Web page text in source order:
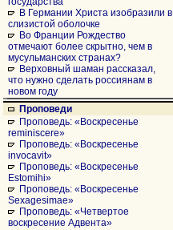
В Германии Христа изобразили в
слизистой оболочке
Во Франции Рождество
отмечают более скрытно, чем в
мусульманских странах?
Верховный шаман рассказал,
что нужно сделать россиянам в
новом году
Проповеди
Проповедь: «Воскресенье
reminiscere»
Проповедь: «Воскресенье
invocavit»
Проповедь: «Воскресенье
Estomihi»
Проповедь: «Воскресенье
Sexagesimae»
Проповедь: «Четвертое
воскресение Адвента»